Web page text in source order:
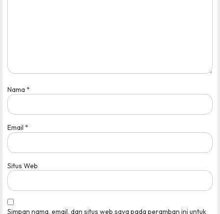
Nama *
Email *
Situs Web
Simpan nama, email, dan situs web saya pada peramban ini untuk